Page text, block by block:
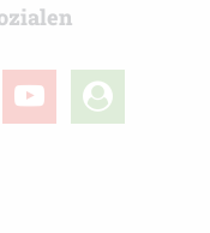
youtube
user-
circle